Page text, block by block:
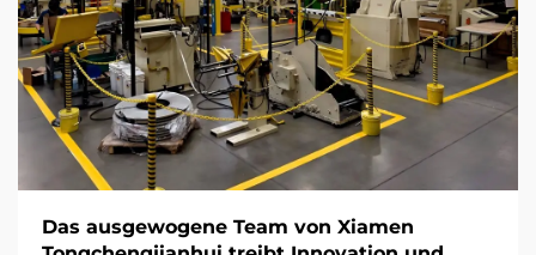
Das ausgewogene Team von Xiamen